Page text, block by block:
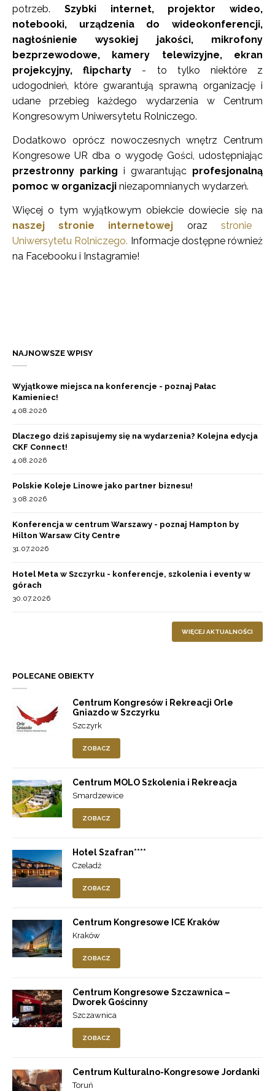
potrzeb. Szybki internet, projektor wideo,
notebooki, urządzenia do wideokonferencji,
nagłośnienie wysokiej jakości, mikrofony
bezprzewodowe, kamery telewizyjne, ekran
projekcyjny, flipcharty - to tylko niektóre z
udogodnień, które gwarantują sprawną organizację i
udane przebieg każdego wydarzenia w Centrum
Kongresowym Uniwersytetu Rolniczego.
Dodatkowo oprócz nowoczesnych wnętrz Centrum
Kongresowe UR dba o wygodę Gości, udostępniając
przestronny parking i gwarantując profesjonalną
pomoc w organizacji niezapomnianych wydarzeń.
Więcej o tym wyjątkowym obiekcie dowiecie się na
naszej stronie internetowej
oraz stronie
Uniwersytetu Rolniczego. Informacje dostępne również
na Facebooku i Instagramie!
NAJNOWSZE WPISY
Wyjątkowe miejsca na konferencje - poznaj Pałac
Kamieniec!
4.08.2026
Dlaczego dziś zapisujemy się na wydarzenia? Kolejna edycja
CKF Connect!
4.08.2026
Polskie Koleje Linowe jako partner biznesu!
3.08.2026
Konferencja w centrum Warszawy - poznaj Hampton by
Hilton Warsaw City Centre
31.07.2026
Hotel Meta w Szczyrku - konferencje, szkolenia i eventy w
górach
30.07.2026
WIĘCEJ AKTUALNOŚCI
POLECANE OBIEKTY
Centrum Kongresów i Rekreacji Orle
Gniazdo w Szczyrku
Szczyrk
ZOBACZ
Centrum MOLO Szkolenia i Rekreacja
Smardzewice
ZOBACZ
Hotel Szafran****
Czeladź
ZOBACZ
Centrum Kongresowe ICE Kraków
Kraków
ZOBACZ
Centrum Kongresowe Szczawnica –
Dworek Gościnny
Szczawnica
ZOBACZ
Centrum Kulturalno-Kongresowe Jordanki
Toruń